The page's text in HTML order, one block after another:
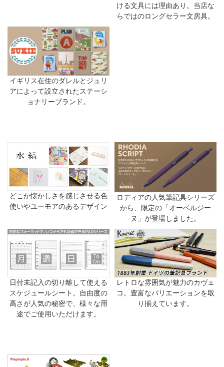
ける文具には理由あり。当店な
らではのロングセラー文房具。
イギリス在住のダレルとジュリ
アによって設立されたステーシ
ョナリーブランド。
どこか懐かしさを感じさせる色
使いやユーモアのあるデザイン
ロディアの人気筆記具シリーズ
から、限定の「オーベルジー
ヌ」が登場しました。
日付未記入の切り離して使える
スケジュールシート。自由度の
高さが人気の秘密で、様々な用
途でご使用いただけます。
レトロな雰囲気が魅力のカヴェ
コ。豊富なバリエーションを取
り揃えています。